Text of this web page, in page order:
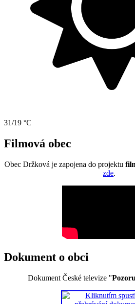
31/19 °C
Filmová obec
Obec Držková je zapojena do projektu
zde.
Dokument o obci
Dokument České televize "